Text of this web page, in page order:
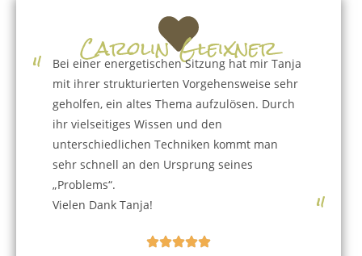
Carolin Gleixner
"
Bei einer energetischen Sitzung hat mir Tanja
mit ihrer strukturierten Vorgehensweise sehr
geholfen, ein altes Thema aufzulösen. Durch
ihr vielseitiges Wissen und den
unterschiedlichen Techniken kommt man
sehr schnell an den Ursprung seines
„Problems“.
Vielen Dank Tanja!
"